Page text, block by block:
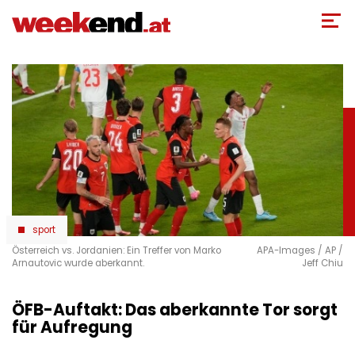
zum
sport
Österreich vs. Jordanien: Ein Treffer von Marko
Arnautovic wurde aberkannt.
APA-Images / AP /
Jeff Chiu
ÖFB-Auftakt: Das aberkannte Tor sorgt
für Aufregung